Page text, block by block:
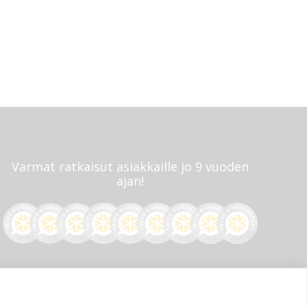
Varmat ratkaisut asiakkaille jo 9 vuoden
ajan!